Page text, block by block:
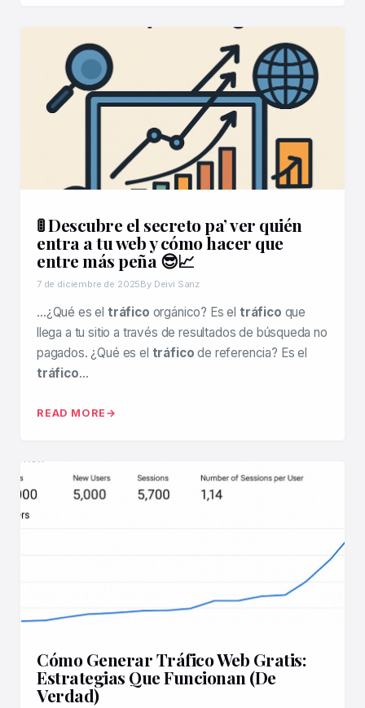
🚦 Descubre el secreto pa’ ver quién
entra a tu web y cómo hacer que
entre más peña 😎📈
7 de diciembre de 2025By Deivi Sanz
…¿Qué es el tráfico orgánico? Es el tráfico que
llega a tu sitio a través de resultados de búsqueda no
pagados. ¿Qué es el tráfico de referencia? Es el
tráfico…
READ MORE
Cómo Generar Tráfico Web Gratis:
Estrategias Que Funcionan (De
Verdad)